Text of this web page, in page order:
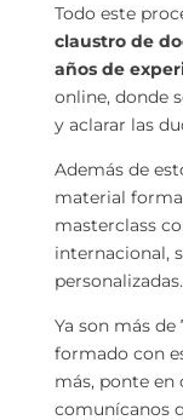
Todo este
claustro de
años de
online, donde
y aclarar las
Además de
material
masterclass
internacional,
personalizadas.
Ya son más
formado con
más, ponte
comunícanos